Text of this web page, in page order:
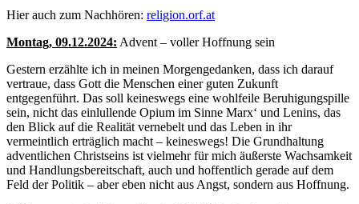
Hier auch zum Nachhören: religion.orf.at
Montag, 09.12.2024: Advent – voller Hoffnung sein
Gestern erzählte ich in meinen Morgengedanken, dass ich darauf
vertraue, dass Gott die Menschen einer guten Zukunft
entgegenführt. Das soll keineswegs eine wohlfeile Beruhigungspille
sein, nicht das einlullende Opium im Sinne Marx‘ und Lenins, das
den Blick auf die Realität vernebelt und das Leben in ihr
vermeintlich erträglich macht – keineswegs! Die Grundhaltung
adventlichen Christseins ist vielmehr für mich äußerste Wachsamkeit
und Handlungsbereitschaft, auch und hoffentlich gerade auf dem
Feld der Politik – aber eben nicht aus Angst, sondern aus Hoffnung.